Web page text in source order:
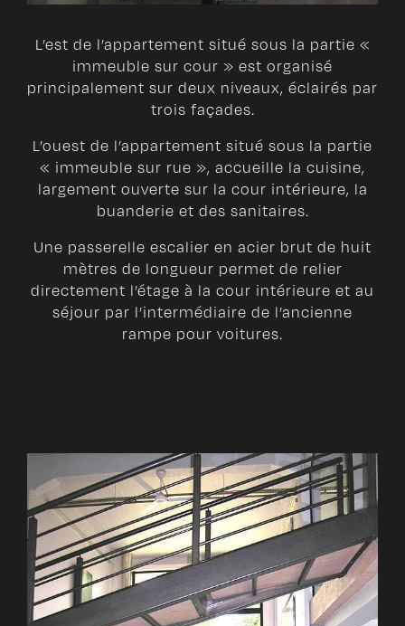
L’est de l’appartement situé sous la partie «
immeuble sur cour » est organisé
principalement sur deux niveaux, éclairés par
trois façades.
L’ouest de l’appartement situé sous la partie
« immeuble sur rue », accueille la cuisine,
largement ouverte sur la cour intérieure, la
buanderie et des sanitaires.
Une passerelle escalier en acier brut de huit
mètres de longueur permet de relier
directement l’étage à la cour intérieure et au
séjour par l’intermédiaire de l’ancienne
rampe pour voitures.